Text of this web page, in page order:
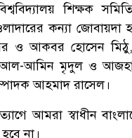
শিক্ষক
কন্যা জোবায়দা
ও আকবর হোসেন মিঠু,
আল-আমিন মৃদুল ও
আহমাদ রাসেল।
আমরা স্বাধীন
না।